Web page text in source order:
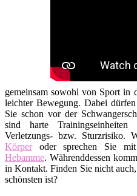
gemeinsam sowohl von Sport in
leichter Bewegung. Dabei
Sie schon vor der
sind harte
Verletzungs- bzw. Sturzrisiko.
Körperoder sprechen Sie mit
Hebamme. Währenddessen
in Kontakt. Finden Sie nicht
schönsten ist?